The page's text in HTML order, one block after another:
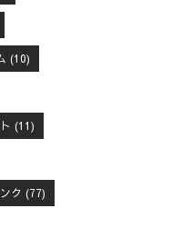
(10)
(11)
ク (77)